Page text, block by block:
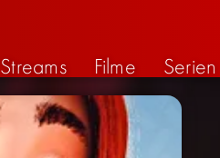
Streams Filme Serien